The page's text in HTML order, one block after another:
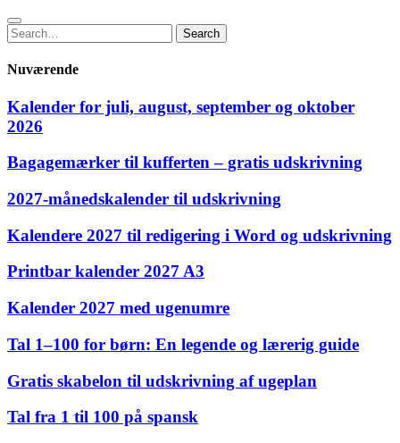
Search
for:
Search
Nuværende
Kalender for juli, august, september og oktober
2026
Bagagemærker til kufferten – gratis udskrivning
2027‑månedskalender til udskrivning
Kalendere 2027 til redigering i Word og udskrivning
Printbar kalender 2027 A3
Kalender 2027 med ugenumre
Tal 1–100 for børn: En legende og lærerig guide
Gratis skabelon til udskrivning af ugeplan
Tal fra 1 til 100 på spansk